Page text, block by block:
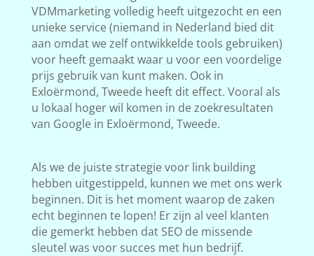
VDMmarketing volledig heeft uitgezocht en een
unieke service (niemand in Nederland bied dit
aan omdat we zelf ontwikkelde tools gebruiken)
voor heeft gemaakt waar u voor een voordelige
prijs gebruik van kunt maken. Ook in
Exloërmond, Tweede heeft dit effect. Vooral als
u lokaal hoger wil komen in de zoekresultaten
van Google in Exloërmond, Tweede.
Als we de juiste strategie voor link building
hebben uitgestippeld, kunnen we met ons werk
beginnen. Dit is het moment waarop de zaken
echt beginnen te lopen! Er zijn al veel klanten
die gemerkt hebben dat SEO de missende
sleutel was voor succes met hun bedrijf.